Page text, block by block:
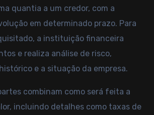
quantia a um credor, com a
em determinado prazo. Para
a instituição financeira
e realiza análise de risco,
e a situação da empresa.
combinam como será feita a
incluindo detalhes como taxas de